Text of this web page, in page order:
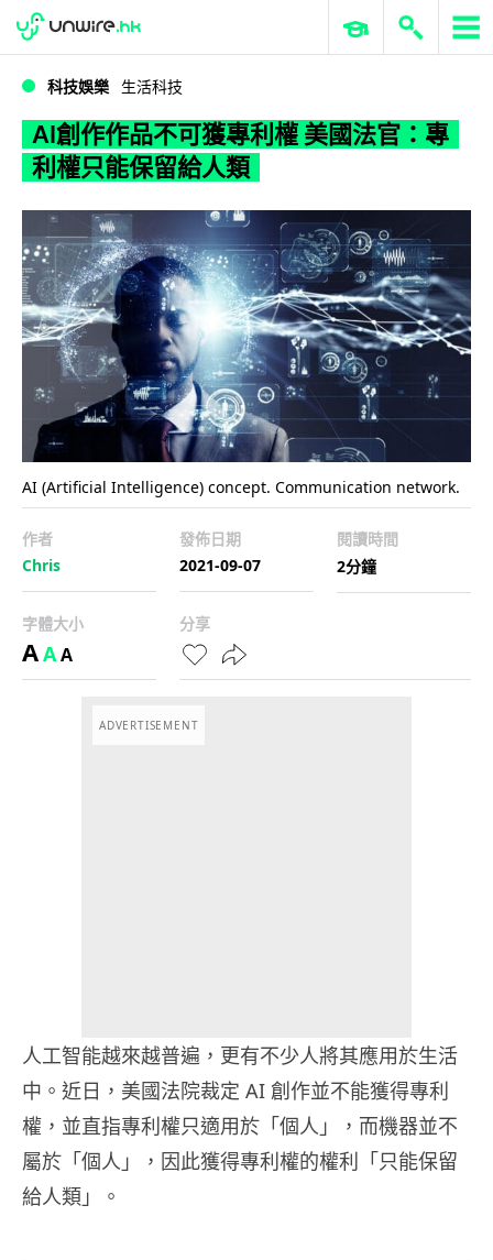
WWDC 2026 ERP 與商業 AI
科技娛樂 生活科技
AI創作作品不可獲專利權 美國法官：專
利權只能保留給人類
AI (Artificial Intelligence) concept. Communication network.
作者
Chris
發佈日期
2021-09-07
閱讀時間
2分鐘
字體大小
AAA
分享
ADVERTISEMENT
人工智能越來越普遍，更有不少人將其應用於生活
中。近日，美國法院裁定 AI 創作並不能獲得專利
權，並直指專利權只適用於「個人」，而機器並不
屬於「個人」，因此獲得專利權的權利「只能保留
給人類」。